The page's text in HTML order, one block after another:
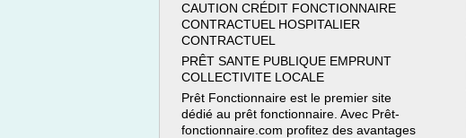
CAUTION CRÉDIT FONCTIONNAIRE
CONTRACTUEL HOSPITALIER
CONTRACTUEL
PRÊT SANTE PUBLIQUE EMPRUNT
COLLECTIVITE LOCALE
Prêt Fonctionnaire est le premier site
dédié au prêt fonctionnaire. Avec Prêt-
fonctionnaire.com profitez des avantages